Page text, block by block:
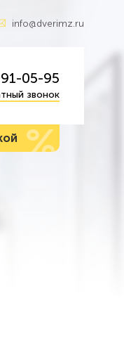
info@dverimz.ru
05-95
звонок
%